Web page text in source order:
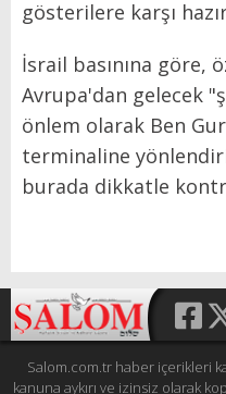
gösterilere karşı
İsrail basınına göre,
Avrupa'dan gelecek
önlem olarak Ben
terminaline
burada dikkatle
Salom.com.tr haber içerikleri
kanuna aykırı ve izinsiz olarak